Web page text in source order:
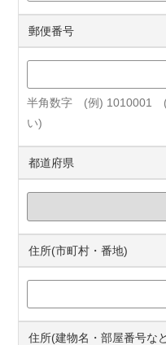
郵便番号
半角数字 (例) 1010001
い)
都道府県
住所(市町村・番地)
住所(建物名・部屋番号な